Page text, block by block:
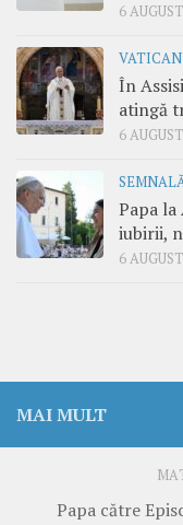
6
VATICAN
În
atingă
6
Papa la
iubirii,
6
MAI MULT
Papa către